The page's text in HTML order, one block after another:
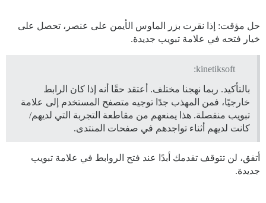
حل مؤقت: إذا نقرت بزر الماوس الأيمن على عنصر، تحصل على
خيار فتحه في علامة تبويب جديدة.
kinetiksoft:
بالتأكيد. ربما نهجنا مختلف. أعتقد حقًا أنه إذا كان الرابط
خارجيًا، فمن المهذب جدًا توجيه متصفح المستخدم إلى علامة
تبويب منفصلة. هذا يمنعهم من مقاطعة التجربة التي لديهم/
كانت لديهم أثناء تواجدهم في صفحات المنتدى.
أتفق، لن تتوقف تقدمك أبدًا عند فتح الروابط في علامة تبويب
جديدة.